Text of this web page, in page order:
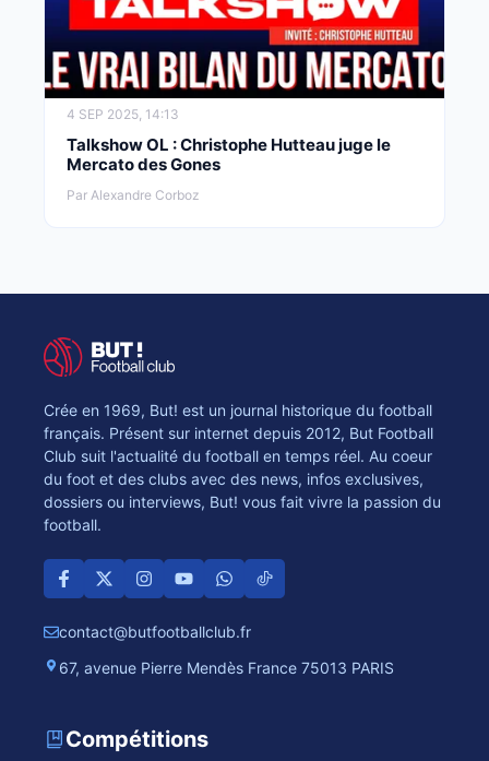
4 SEP 2025, 14:13
Talkshow OL : Christophe Hutteau juge le
Mercato des Gones
Par Alexandre Corboz
Crée en 1969, But! est un journal historique du football
français. Présent sur internet depuis 2012, But Football
Club suit l'actualité du football en temps réel. Au coeur
du foot et des clubs avec des news, infos exclusives,
dossiers ou interviews, But! vous fait vivre la passion du
football.
contact@butfootballclub.fr
67, avenue Pierre Mendès France 75013 PARIS
Compétitions